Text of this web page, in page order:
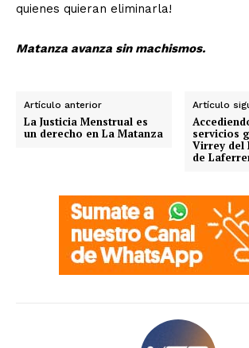
quienes quieran eliminarla!
Matanza avanza sin machismos.
Artículo anterior
La Justicia Menstrual es
un derecho en La Matanza
Artículo
servicios
Virrey del
de